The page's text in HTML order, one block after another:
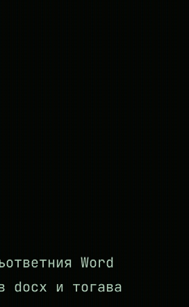
Word
docx и тогава